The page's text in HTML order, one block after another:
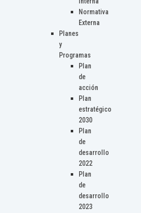
Normativa
Externa
Planes
y
Programas
Plan
de
acción
Plan
estratégico
2030
Plan
de
desarrollo
2022
Plan
de
desarrollo
2023